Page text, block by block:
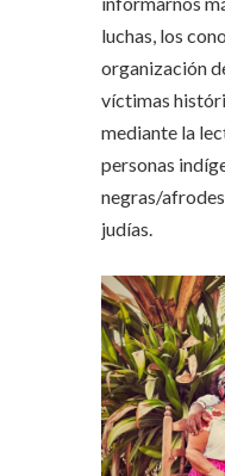
luchas, los
organización
víctimas
mediante la
personas
negras/
judías.